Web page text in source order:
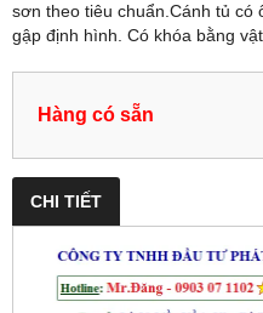
sơn theo tiêu chuẩn.Cánh tủ có
gập định hình. Có khóa bằng
Hàng có sẵn
CHI TIẾT